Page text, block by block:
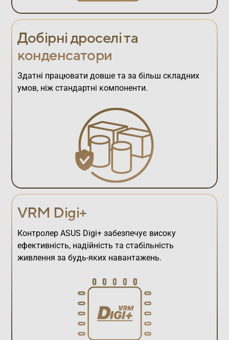
Добірні дроселі та
конденсатори
Здатні працювати довше та за більш складних
умов, ніж стандартні компоненти.
VRM Digi+
Контролер ASUS Digi+ забезпечує високу
ефективність, надійність та стабільність
живлення за будь-яких навантажень.